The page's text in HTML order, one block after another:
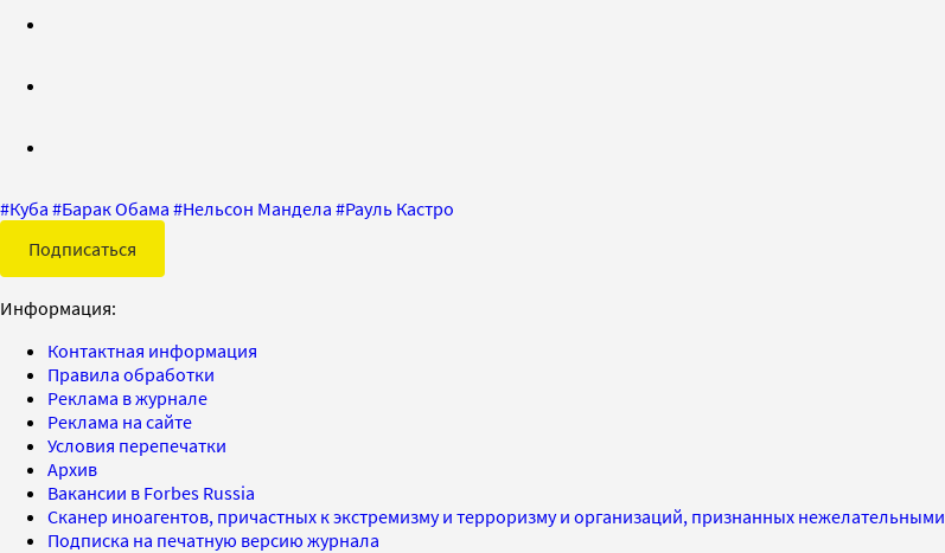
#Куба #Барак Обама #Нельсон Мандела #Рауль Кастро
Подписаться
Информация:
Контактная информация
Правила обработки
Реклама в журнале
Реклама на сайте
Условия перепечатки
Архив
Вакансии в Forbes Russia
Сканер иноагентов, причастных к экстремизму и терроризму и организаций, признанных нежелательными
Подписка на печатную версию журнала